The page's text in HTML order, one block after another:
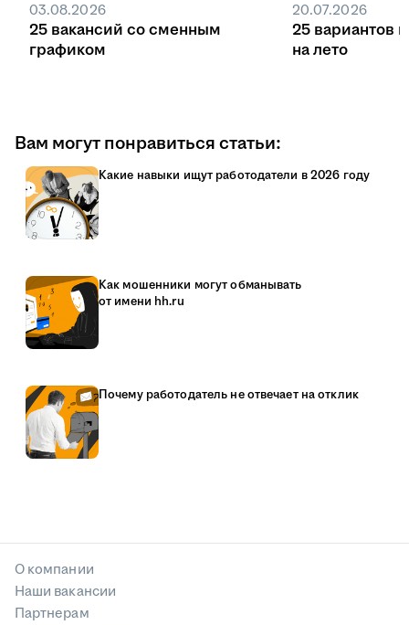
03.08.2026
25 вакансий со сменным
графиком
20.07.2026
25 вариантов
на лето
Вам могут понравиться статьи:
Какие навыки ищут работодатели в 2026 году
Как мошенники могут обманывать
от имени hh.ru
Почему работодатель не отвечает на отклик
О компании
Наши вакансии
Партнерам